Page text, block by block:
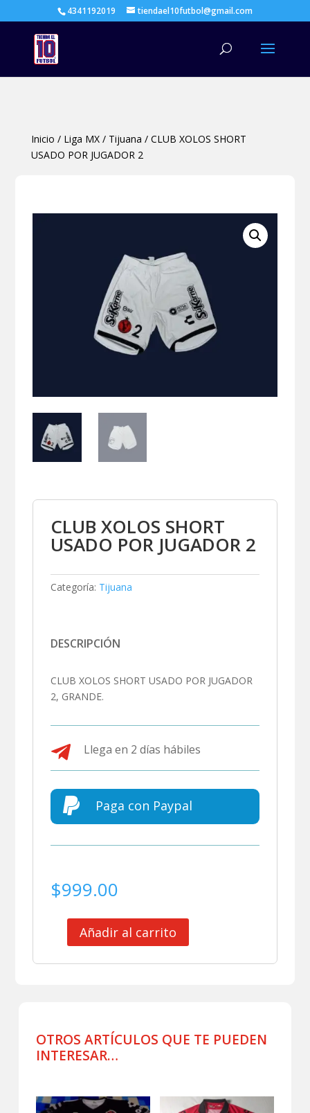
4341192019 tiendael10futbol@gmail.com
Inicio / Liga MX/ Tijuana / CLUB XOLOS SHORT
USADO POR JUGADOR 2
CLUB XOLOS SHORT
USADO POR JUGADOR 2
Categoría: Tijuana
DESCRIPCIÓN
CLUB XOLOS SHORT USADO POR JUGADOR
2, GRANDE.
 Llega en 2 días hábiles
 Paga con Paypal
$999.00
2
cantidad
Añadir al carrito
OTROS ARTÍCULOS QUE TE PUEDEN
INTERESAR…